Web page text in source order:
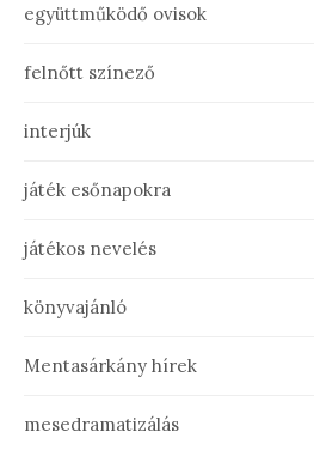
együttműködő ovisok
felnőtt színező
interjúk
játék esőnapokra
játékos nevelés
könyvajánló
Mentasárkány hírek
mesedramatizálás